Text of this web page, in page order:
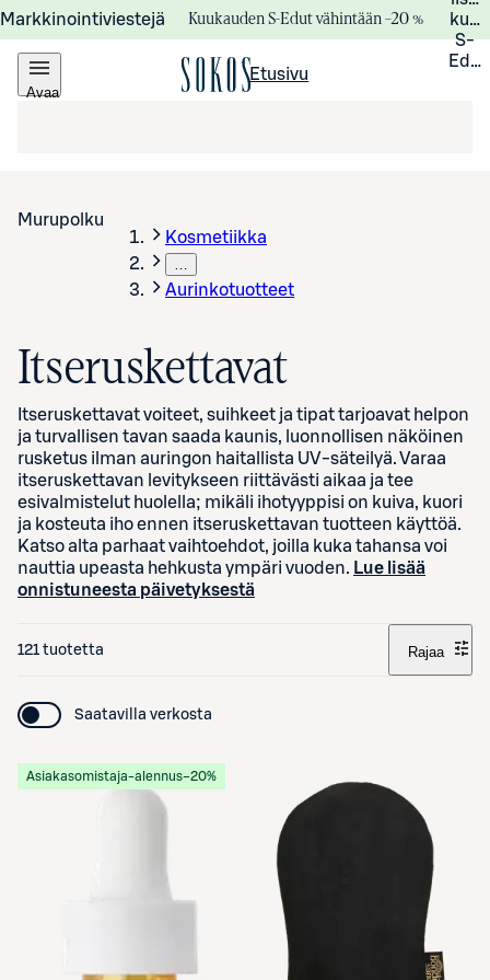
Markkinointiviestejä Kuukauden S-Edut vähintään –20 %
S-
Avaa
Etusivu
Murupolku
Kosmetiikka
…
Aurinkotuotteet
Itseruskettavat
Itseruskettavat voiteet, suihkeet ja tipat tarjoavat helpon
ja turvallisen tavan saada kaunis, luonnollisen näköinen
rusketus ilman auringon haitallista UV-säteilyä. Varaa
itseruskettavan levitykseen riittävästi aikaa ja tee
esivalmistelut huolella; mikäli ihotyyppisi on kuiva, kuori
ja kosteuta iho ennen itseruskettavan tuotteen käyttöä.
Katso alta parhaat vaihtoehdot, joilla kuka tahansa voi
nauttia upeasta hehkusta ympäri vuoden. Lue lisää
onnistuneesta päivetyksestä
121 tuotetta Rajaa
Saatavilla verkosta
Asiakasomistaja-alennus−20%